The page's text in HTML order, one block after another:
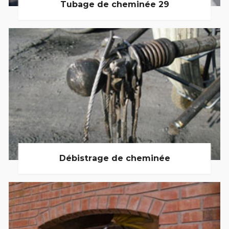
Tubage de cheminée 29
Débistrage de cheminée